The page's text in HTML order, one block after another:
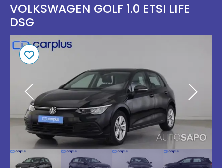
VOLKSWAGEN GOLF 1.0 ETSI LIFE
DSG